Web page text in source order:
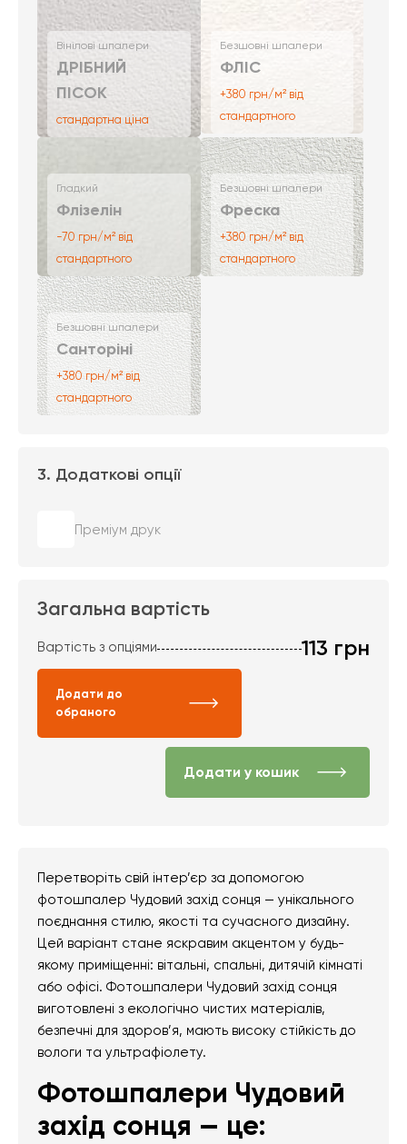
Вінілові шпалери
ДРІБНИЙ
ПІСОК
стандартна ціна
Безшовні шпалери
ФЛІС
+380 грн/м² від
стандартного
Гладкий
Флізелін
-70 грн/м² від
стандартного
Безшовні шпалери
Фреска
+380 грн/м² від
стандартного
Безшовні шпалери
Санторіні
+380 грн/м² від
стандартного
3. Додаткові опції
Преміум друк
Загальна вартість
Вартість з опціями 113 грн
Додати до
обраного
Додати у кошик
Перетворіть свій інтер’єр за допомогою
фотошпалер Чудовий захід сонця — унікального
поєднання стилю, якості та сучасного дизайну.
Цей варіант стане яскравим акцентом у будь-
якому приміщенні: вітальні, спальні, дитячій кімнаті
або офісі. Фотошпалери Чудовий захід сонця
виготовлені з екологічно чистих матеріалів,
безпечні для здоров’я, мають високу стійкість до
вологи та ультрафіолету.
Фотошпалери Чудовий
захід сонця — це: